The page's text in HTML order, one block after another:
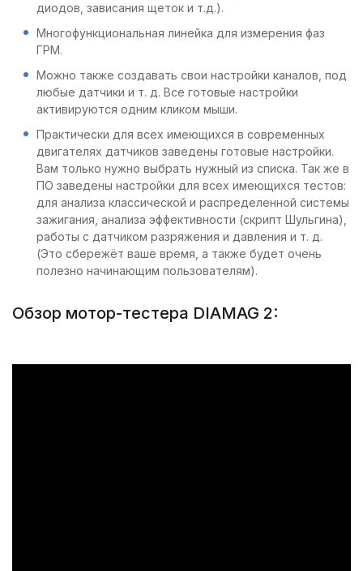
диодов, зависания щеток и т.д.).
Многофункциональная линейка для измерения фаз
ГРМ.
Можно также создавать свои настройки каналов, под
любые датчики и т. д. Все готовые настройки
активируются одним кликом мыши.
Практически для всех имеющихся в современных
двигателях датчиков заведены готовые настройки.
Вам только нужно выбрать нужный из списка. Так же в
ПО заведены настройки для всех имеющихся тестов:
для анализа классической и распределенной системы
зажигания, анализа эффективности (скрипт Шульгина),
работы с датчиком разряжения и давления и т. д.
(Это сбережёт ваше время, а также будет очень
полезно начинающим пользователям).
Обзор мотор-тестера DIAMAG 2: